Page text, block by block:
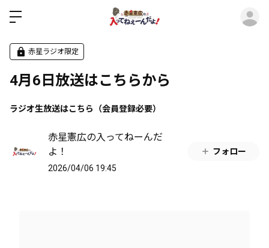
赤星ラジオ限定
4月6日放送はこちらから
ラジオ生放送はこちら（会員登録必要）
赤星憲広の入ってねーんだ
よ！
2026/04/06 19:45
フォロー